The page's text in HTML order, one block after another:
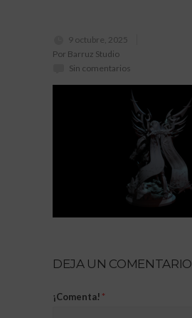
9 octubre, 2025
Por Barruz Studio
Sin comentarios
DEJA UN COMENTARIO
¡Comenta! *